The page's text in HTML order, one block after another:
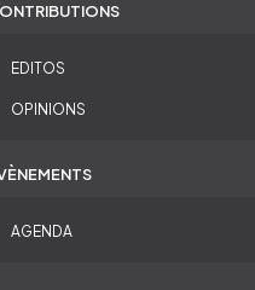
EDITOS
OPINIONS
AGENDA